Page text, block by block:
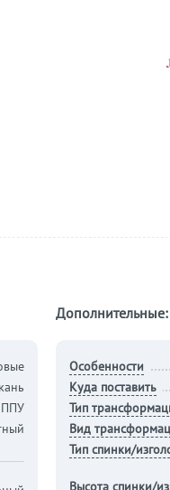
ППУ
Дополнительные:
Особенности
Куда поставить
Тип
Вид
Тип спинки/
Высота спинки/